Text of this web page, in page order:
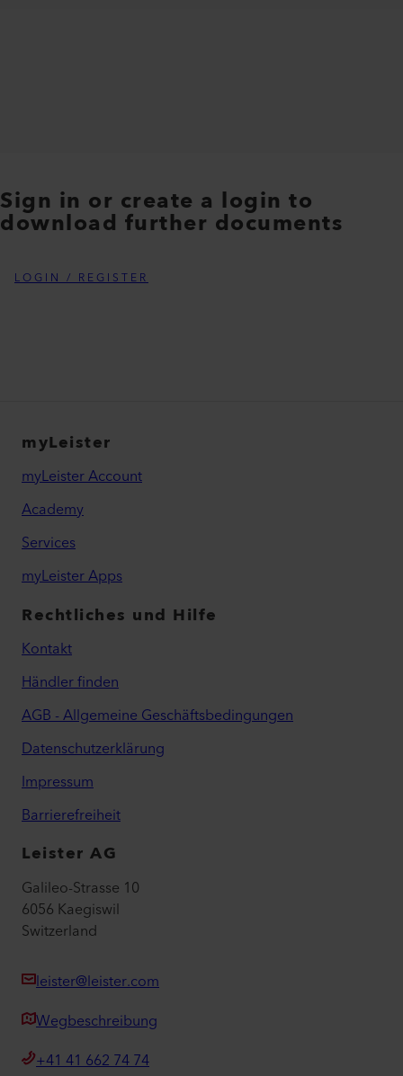
Sign in or create a login to
download further documents
LOGIN / REGISTER
myLeister
myLeister Account
Academy
Services
myLeister Apps
Rechtliches und Hilfe
Kontakt
Händler finden
AGB - Allgemeine Geschäftsbedingungen
Datenschutzerklärung
Impressum
Barrierefreiheit
Leister AG
Galileo-Strasse 10
6056 Kaegiswil
Switzerland
leister@leister.com
Wegbeschreibung
+41 41 662 74 74